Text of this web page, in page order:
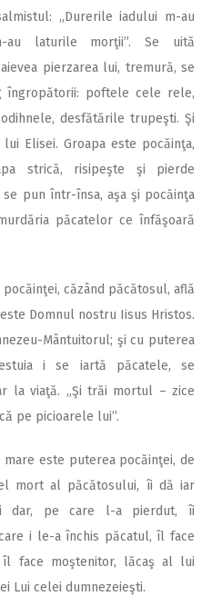
„Durerile iadului m-au
au laturile morţii”. Se uită
pierzarea lui, tremură, se
îngropătorii: poftele cele rele,
desfătările trupeşti. Şi
Elisei. Groapa este pocăinţa,
strică, risipeşte şi pierde
pun într-însa, aşa şi pocăinţa
păcatelor ce înfăşoară
căzând păcă­tosul, află
Domnul nostru Iisus Hristos.
Mântuitorul; şi cu puterea
i se iartă păcatele, se
la viaţă. „Şi trăi mortul – zice
pe picioarele lui”.
este puterea pocăinţei, de
mort al păcătosului, îi dă iar
dar, pe care l-a pierdut, îi
i le-a închis păcatul, îl face
face moştenitor, lăcaş al lui
Lui celei dumnezeieşti.